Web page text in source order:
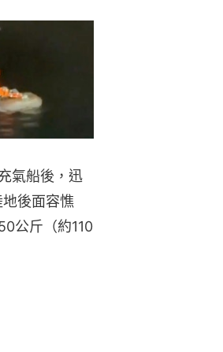
氣船後，迅
後面容憔
公斤（約110